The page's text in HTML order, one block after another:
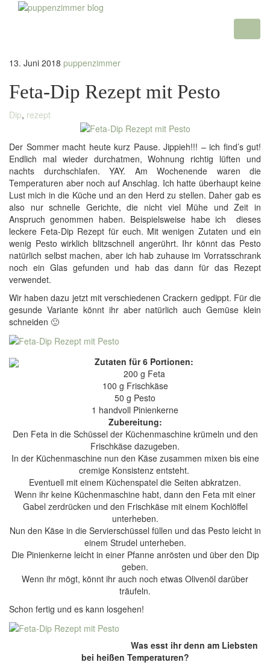
13. Juni 2018 puppenzimmer
Feta-Dip Rezept mit Pesto
Dip, rezept
Der Sommer macht heute kurz Pause. Jippieh!!! – ich find’s gut!
Endlich mal wieder durchatmen, Wohnung richtig lüften und
nachts durchschlafen. YAY. Am Wochenende waren die
Temperaturen aber noch auf Anschlag. Ich hatte überhaupt keine
Lust mich in die Küche und an den Herd zu stellen. Daher gab es
also nur schnelle Gerichte, die nicht viel Mühe und Zeit in
Anspruch genommen haben. Beispielsweise habe ich dieses
leckere Feta-Dip Rezept für euch. Mit wenigen Zutaten und ein
wenig Pesto wirklich blitzschnell angerührt. Ihr könnt das Pesto
natürlich selbst machen, aber ich hab zuhause im Vorratsschrank
noch ein Glas gefunden und hab das dann für das Rezept
verwendet.
Wir haben dazu jetzt mit verschiedenen Crackern gedippt. Für die
gesunde Variante könnt ihr aber natürlich auch Gemüse klein
schneiden 🙂
Zutaten für 6 Portionen:
200 g Feta
100 g Frischkäse
50 g Pesto
1 handvoll Pinienkerne
Zubereitung:
Den Feta in die Schüssel der Küchenmaschine krümeln und den
Frischkäse dazugeben.
In der Küchenmaschine nun den Käse zusammen mixen bis eine
cremige Konsistenz entsteht.
Eventuell mit einem Küchenspatel die Seiten abkratzen.
Wenn ihr keine Küchenmaschine habt, dann den Feta mit einer
Gabel zerdrücken und den Frischkäse mit einem Kochlöffel
unterheben.
Nun den Käse in die Servierschüssel füllen und das Pesto leicht in
einem Strudel unterheben.
Die Pinienkerne leicht in einer Pfanne anrösten und über den Dip
geben.
Wenn ihr mögt, könnt ihr auch noch etwas Olivenöl darüber
träufeln.
Schon fertig und es kann losgehen!
Was esst ihr denn am Liebsten
bei heißen Temperaturen?